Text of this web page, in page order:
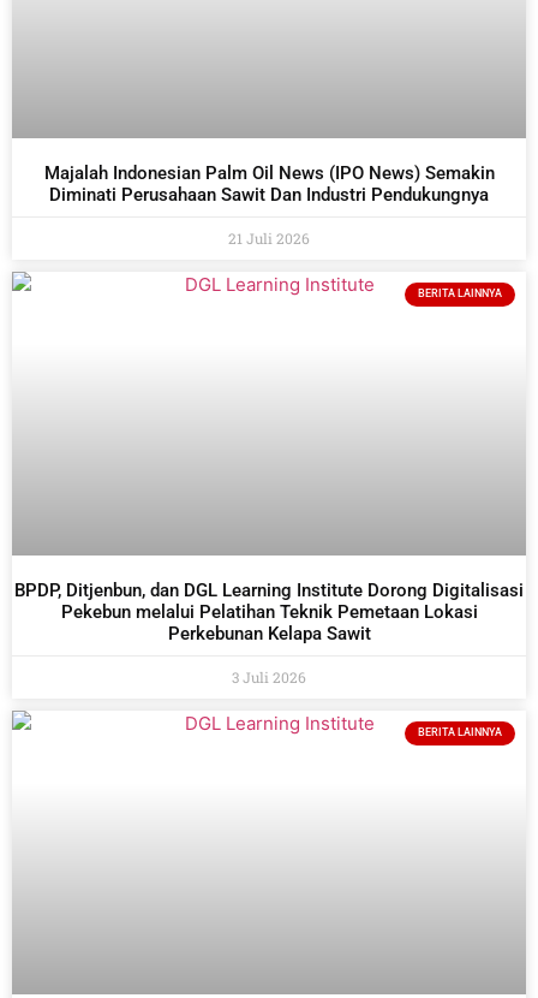
Majalah Indonesian Palm Oil News (IPO News) Semakin
Diminati Perusahaan Sawit Dan Industri Pendukungnya
21 Juli 2026
BERITA LAINNYA
BPDP, Ditjenbun, dan DGL Learning Institute Dorong Digitalisasi
Pekebun melalui Pelatihan Teknik Pemetaan Lokasi
Perkebunan Kelapa Sawit
3 Juli 2026
BERITA LAINNYA